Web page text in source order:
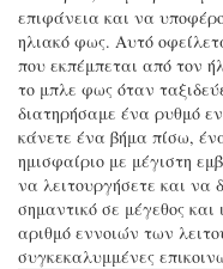
επιφάνεια και να
ηλιακό φως. Αυτό
που εκπέμπεται από τον
το μπλε φως όταν
διατηρήσαμε ένα ρυθμό
κάνετε ένα βήμα πίσω,
ημισφαίριο με μέγιστη
να λειτουργήσετε και να
σημαντικό σε μέγεθος
αριθμό εννοιών των
συγκεκαλυμμένες